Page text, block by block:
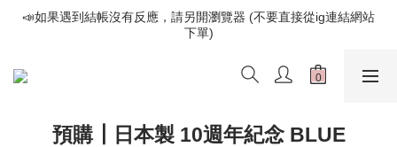
📣如果遇到結帳沒有反應，請另開瀏覽器 (不要直接從ig連結網站
下單)
📣如果遇到結帳沒有反應，請另開瀏覽器 (不要直接從ig連結網站
下單)
歡迎光臨૮⍝• ᴥ •⍝ა 新品請追蹤官方INSTAGRAM
下單)
預購┃日本製 10週年紀念 BLUE